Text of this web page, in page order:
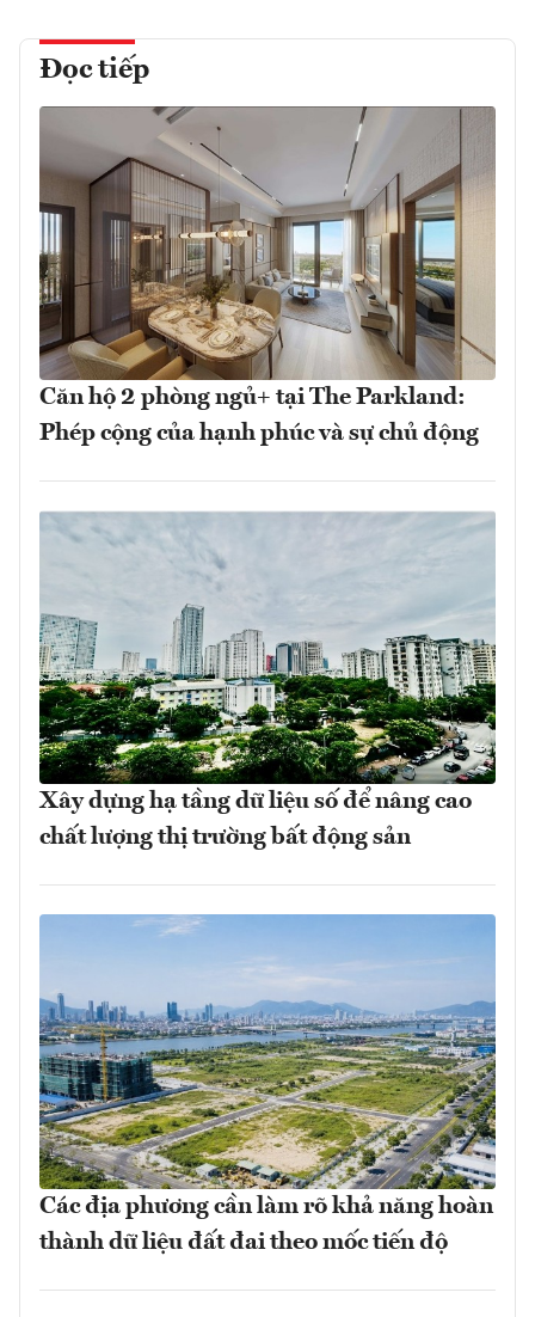
Đọc tiếp
Căn hộ 2 phòng ngủ+ tại The Parkland:
Phép cộng của hạnh phúc và sự chủ động
Xây dựng hạ tầng dữ liệu số để nâng cao
chất lượng thị trường bất động sản
Các địa phương cần làm rõ khả năng hoàn
thành dữ liệu đất đai theo mốc tiến độ